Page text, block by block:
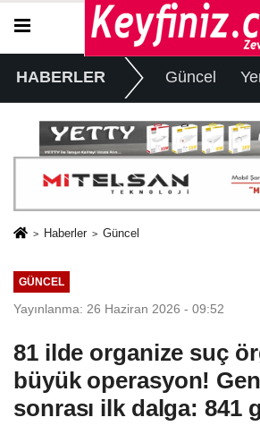
HABERLER Güncel
Haberler Güncel
GÜNCEL
Yayınlanma: 26 Haziran 2026 - 09:52
81 ilde organize suç
büyük operasyon!
sonrası ilk dalga: 841